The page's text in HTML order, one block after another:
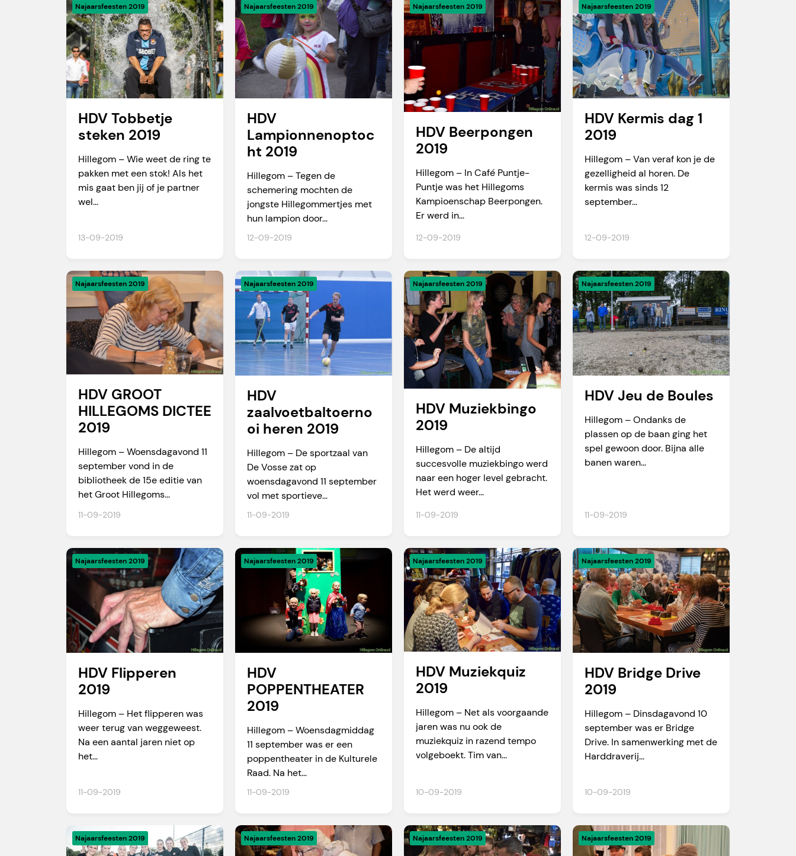
Najaarsfeesten 2019
13-09-2019
HDV Tobbetje
steken 2019
Hillegom – Wie weet de ring te
pakken met een stok! Als het
mis gaat ben jij of je partner
wel...
Najaarsfeesten 2019
12-09-2019
HDV
Lampionnenoptoc
ht 2019
Hillegom – Tegen de
schemering mochten de
jongste Hillegommertjes met
hun lampion door...
Najaarsfeesten 2019
12-09-2019
HDV Beerpongen
2019
Hillegom – In Café Puntje-
Puntje was het Hillegoms
Kampioenschap Beerpongen.
Er werd in...
Najaarsfeesten 2019
12-09-2019
HDV Kermis dag 1
2019
Hillegom – Van veraf kon je de
gezelligheid al horen. De
kermis was sinds 12
september...
Najaarsfeesten 2019
11-09-2019
HDV GROOT
HILLEGOMS DICTEE
2019
Hillegom – Woensdagavond 11
september vond in de
bibliotheek de 15e editie van
het Groot Hillegoms...
Najaarsfeesten 2019
11-09-2019
HDV
zaalvoetbaltoerno
oi heren 2019
Hillegom – De sportzaal van
De Vosse zat op
woensdagavond 11 september
vol met sportieve...
Najaarsfeesten 2019
11-09-2019
HDV Muziekbingo
2019
Hillegom – De altijd
succesvolle muziekbingo werd
naar een hoger level gebracht.
Het werd weer...
Najaarsfeesten 2019
11-09-2019
HDV Jeu de Boules
Hillegom – Ondanks de
plassen op de baan ging het
spel gewoon door. Bijna alle
banen waren...
Najaarsfeesten 2019
11-09-2019
HDV Flipperen
2019
Hillegom – Het flipperen was
weer terug van weggeweest.
Na een aantal jaren niet op
het...
Najaarsfeesten 2019
11-09-2019
HDV
POPPENTHEATER
2019
Hillegom – Woensdagmiddag
11 september was er een
poppentheater in de Kulturele
Raad. Na het...
Najaarsfeesten 2019
10-09-2019
HDV Muziekquiz
2019
Hillegom – Net als voorgaande
jaren was nu ook de
muziekquiz in razend tempo
volgeboekt. Tim van...
Najaarsfeesten 2019
10-09-2019
HDV Bridge Drive
2019
Hillegom – Dinsdagavond 10
september was er Bridge
Drive. In samenwerking met de
Harddraverij...
Najaarsfeesten 2019 Najaarsfeesten 2019 Najaarsfeesten 2019 Najaarsfeesten 2019